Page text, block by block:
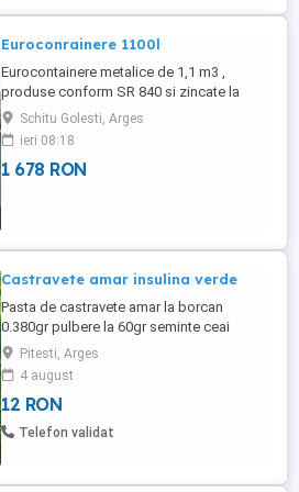
Euroconrainere 1100l
Eurocontainere metalice de 1,1 m3 ,
produse conform SR 840 si zincate la
cald conform SR EN ISO 1461-2001
disponibil din stoc. .
Schitu Golesti, Arges
ieri 08:18
1 678 RON
Castravete amar insulina verde
Pasta de castravete amar la borcan
0.380gr pulbere la 60gr seminte ceai
castravete amar castravete uscat si feliat
ceai din frunze coarde flori castraveti
Mentionez dau si retete celor care
comanda Insulina verde regleaza zaharul
din sange si urina .scade glicemia foarte
Pitesti, Arges
4 august
12 RON
Telefon validat